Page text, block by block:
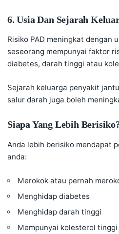
6. Usia Dan Sejarah
Risiko PAD meningkat dengan
seseorang mempunyai faktor
diabetes, darah tinggi atau
Sejarah keluarga penyakit
salur darah juga boleh
Siapa Yang Lebih
Anda lebih berisiko mendapat
anda:
Merokok atau pernah
Menghidap diabetes
Menghidap darah tinggi
Mempunyai kolesterol tinggi